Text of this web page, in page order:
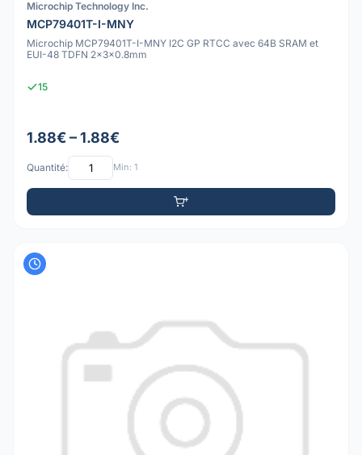
Microchip Technology Inc.
MCP79401T-I-MNY
Microchip MCP79401T-I-MNY I2C GP RTCC avec 64B SRAM et
EUI-48 TDFN 2x3x0.8mm
15
1.88€ – 1.88€
Quantité: Min: 1